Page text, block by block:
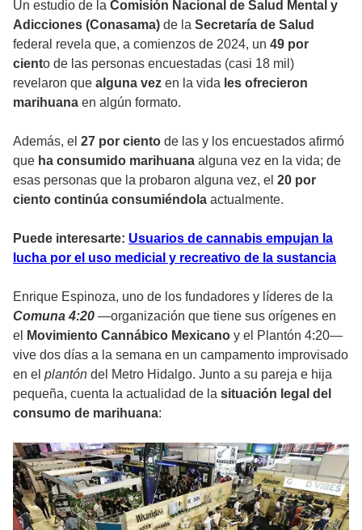
Un estudio de la Comisión Nacional de Salud Mental y
Adicciones (Conasama) de la Secretaría de Salud
federal revela que, a comienzos de 2024, un 49 por
ciento de las personas encuestadas (casi 18 mil)
revelaron que alguna vez en la vida les ofrecieron
marihuana en algún formato.
Además, el 27 por ciento de las y los encuestados afirmó
que ha consumido marihuana alguna vez en la vida; de
esas personas que la probaron alguna vez, el 20 por
ciento continúa consumiéndola actualmente.
Puede interesarte: Usuarios de cannabis empujan la
lucha por el uso medicial y recreativo de la sustancia
Enrique Espinoza, uno de los fundadores y líderes de la
Comuna 4:20 —organización que tiene sus orígenes en
el
Movimiento Cannábico Mexicano y el Plantón 4:20—
vive dos días a la semana en un campamento improvisado
en el plantón del Metro Hidalgo. Junto a su pareja e hija
pequeña, cuenta la actualidad de la situación legal del
consumo de marihuana: